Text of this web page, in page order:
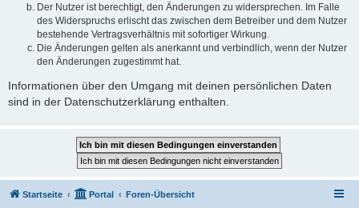
Der Nutzer ist berechtigt, den Änderungen zu widersprechen. Im Falle
des Widerspruchs erlischt das zwischen dem Betreiber und dem Nutzer
bestehende Vertragsverhältnis mit sofortiger Wirkung.
Die Änderungen gelten als anerkannt und verbindlich, wenn der Nutzer
den Änderungen zugestimmt hat.
Informationen über den Umgang mit deinen persönlichen Daten
sind in der Datenschutzerklärung enthalten.
Startseite Portal Foren-Übersicht